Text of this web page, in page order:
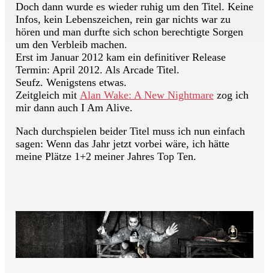
Doch dann wurde es wieder ruhig um den Titel. Keine
Infos, kein Lebenszeichen, rein gar nichts war zu
hören und man durfte sich schon berechtigte Sorgen
um den Verbleib machen.
Erst im Januar 2012 kam ein definitiver Release
Termin: April 2012. Als Arcade Titel.
Seufz. Wenigstens etwas.
Zeitgleich mit Alan Wake: A New Nightmarezog ich
mir dann auch I Am Alive.
Nach durchspielen beider Titel muss ich nun einfach
sagen: Wenn das Jahr jetzt vorbei wäre, ich hätte
meine Plätze 1+2 meiner Jahres Top Ten.